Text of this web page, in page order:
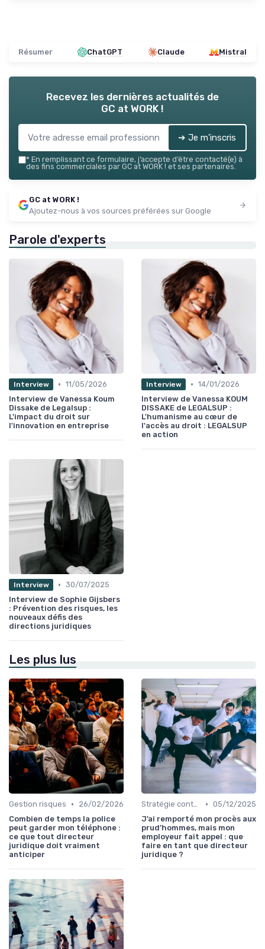
Résumer ChatGPT Claude Mistral
Recevez les dernières actualités de
GC at WORK !
➔ Je m'inscris
* En remplissant ce formulaire, j’accepte d’être contacté(e) à
des fins commerciales par GC at WORK ! et ses partenaires.
GC at WORK !
Ajoutez-nous à vos sources préférées sur Google
Parole d'experts
Interview • 11/05/2026
Interview de Vanessa Koum
Dissake de Legalsup :
L'impact du droit sur
l'innovation en entreprise
Interview • 14/01/2026
Interview de Vanessa KOUM
DISSAKE de LEGALSUP :
L'humanisme au cœur de
l'accès au droit : LEGALSUP
en action
Interview • 30/07/2025
Interview de Sophie Gijsbers
: Prévention des risques, les
nouveaux défis des
directions juridiques
Les plus lus
Gestion risques •
26/02/2026
Combien de temps la police
peut garder mon téléphone :
ce que tout directeur
juridique doit vraiment
anticiper
Stratégie contentieuse • 05/12/2025
J’ai remporté mon procès aux
prud’hommes, mais mon
employeur fait appel : que
faire en tant que directeur
juridique ?